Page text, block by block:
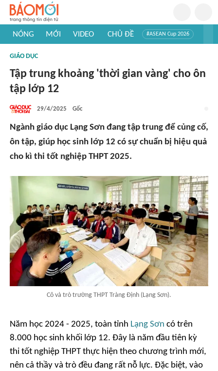
NÓNG MỚI VIDEO CHỦ ĐỀ #ASEAN Cup 2026
#Khám phá thế giới
GIÁO DỤC
Tập trung khoảng 'thời gian vàng' cho ôn
tập lớp 12
29/4/2025 Gốc
Ngành giáo dục Lạng Sơn đang tập trung để củng cố,
ôn tập, giúp học sinh lớp 12 có sự chuẩn bị hiệu quả
cho kì thi tốt nghiệp THPT 2025.
Cô và trò trường THPT Tràng Định (Lạng Sơn).
Năm học 2024 - 2025, toàn tỉnh Lạng Sơn có trên
8.000 học sinh khối lớp 12. Đây là năm đầu tiên kỳ
thi tốt nghiệp THPT thực hiện theo chương trình mới,
nên cả thầy và trò đều đang rất nỗ lực. Đặc biệt, vào